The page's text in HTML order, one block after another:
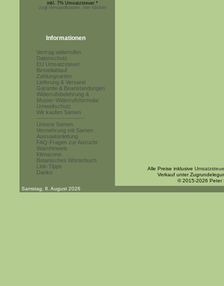
inkl. 7% Umsatzsteuer *
zzgl.Versandkosten, hier klicken
Informationen
Vertrag widerrufen
Datenschutz
EU Umsatzsteuer
Bestellablauf
Zahlungsarten
Lieferung & Versand
Garantie & Beanstandungen
Widerrufsbelehrung &
Muster-Widerrufsformular
Umweltschutz
Wir kaufen Samen
------------------------
Unsere Samen
Vermehrung mit Samen
Aussaatanleitung
FAQ-Fragen zur Anzucht
Warnhinweis
Klimazone
Botanisches Wörterbuch
Link-Tipps
Danke
Alle Preise inklusive
Verkauf unter
© 2015-2026 Peter
Samstag, 8. August 2026